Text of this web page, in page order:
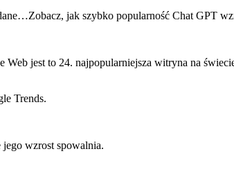
jak szybko popularność Chat GPT
jest to 24. najpopularniejsza witryna na
Trends.
wzrost spowalnia.